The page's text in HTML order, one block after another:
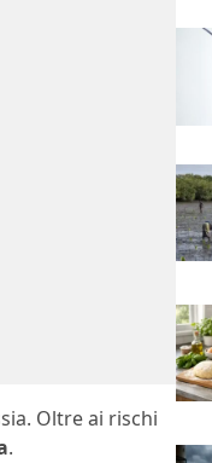
Oltre ai rischi
.